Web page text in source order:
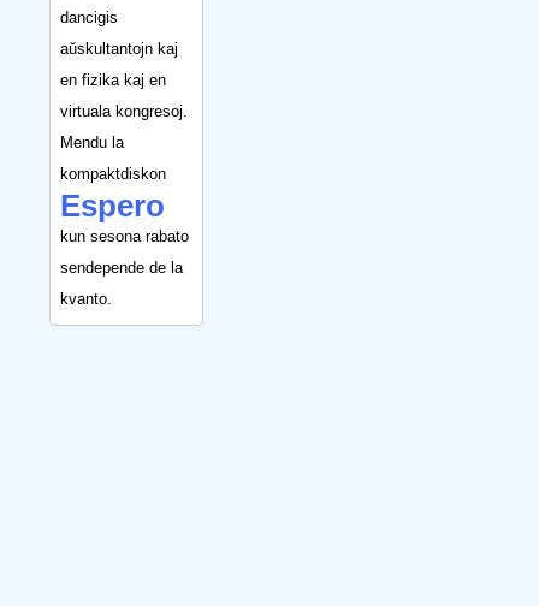
dancigis
aŭskultantojn kaj
en fizika kaj en
virtuala kongresoj.
Mendu la
kompaktdiskon
Espero
kun sesona rabato
sendepende de la
kvanto.